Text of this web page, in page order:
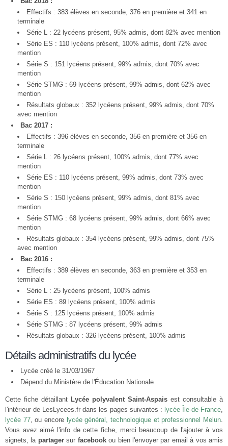
Effectifs : 383 élèves en seconde, 376 en première et 341 en
terminale
Série L : 22 lycéens présent, 95% admis, dont 82% avec mention
Série ES : 110 lycéens présent, 100% admis, dont 72% avec
mention
Série S : 151 lycéens présent, 99% admis, dont 70% avec
mention
Série STMG : 69 lycéens présent, 99% admis, dont 62% avec
mention
Résultats globaux : 352 lycéens présent, 99% admis, dont 70%
avec mention
Bac 2017 :
Effectifs : 396 élèves en seconde, 356 en première et 356 en
terminale
Série L : 26 lycéens présent, 100% admis, dont 77% avec
mention
Série ES : 110 lycéens présent, 99% admis, dont 73% avec
mention
Série S : 150 lycéens présent, 99% admis, dont 81% avec
mention
Série STMG : 68 lycéens présent, 99% admis, dont 66% avec
mention
Résultats globaux : 354 lycéens présent, 99% admis, dont 75%
avec mention
Bac 2016 :
Effectifs : 389 élèves en seconde, 363 en première et 353 en
terminale
Série L : 25 lycéens présent, 100% admis
Série ES : 89 lycéens présent, 100% admis
Série S : 125 lycéens présent, 100% admis
Série STMG : 87 lycéens présent, 99% admis
Résultats globaux : 326 lycéens présent, 100% admis
Détails administratifs du lycée
Lycée créé le 31/03/1967
Dépend du Ministère de l'Éducation Nationale
Cette fiche détaillant Lycée polyvalent Saint-Aspais est consultable à
l'intérieur de LesLycees.fr dans les pages suivantes : lycée Île-de-France,
lycée 77, ou encore lycée général, technologique et professionnel Melun.
Vous avez aimé l'info de cette fiche, merci beaucoup de l'ajouter à vos
signets, la partagersur facebookou bien l'envoyer par email à vos amis